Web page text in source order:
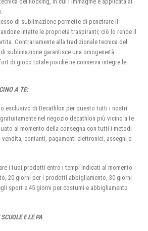
di sublimazione permette di penetrare il
intatte le proprietà traspiranti; ciò lo rende il
Contrariamente alla tradizionale tecnica del
sublimazione garantisce una omogeneità
di gioco totale poiché ne conserva integre le
A TE:
esclusivo di Decathlon per questo tutti i nostri
nel negozio decathlon più vicino a te
al momento della consegna con tutti i metodi
contanti, pagamenti elettronici, assegni e
i tuoi prodotti entro i tempi indicati al momento
20 giorni per i prodotti abbigliamento, 30 giorni
sport e 45 giorni per costumi e abbigliamento
E LE PA